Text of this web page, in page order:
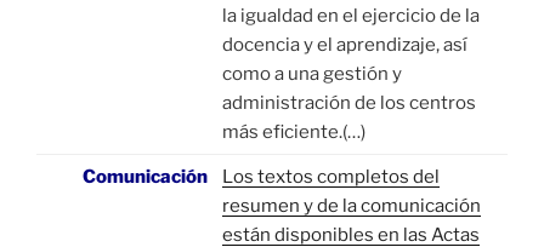
la igualdad en el ejercicio de la
docencia y el aprendizaje, así
como a una gestión y
administración de los centros
más eficiente.(…)
Comunicación
Los textos completos del
resumen y de la comunicación
están disponibles en las Actas